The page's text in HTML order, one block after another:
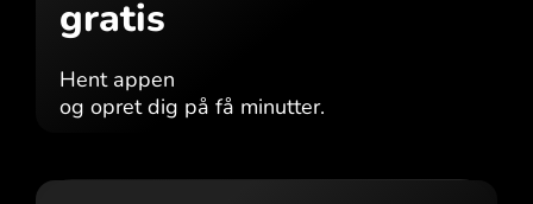
gratis
Hent appen
og opret dig på få minutter.